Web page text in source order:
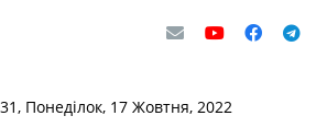
Понеділок, 17 Жовтня, 2022